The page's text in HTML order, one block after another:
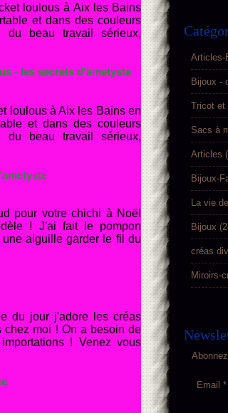
loulous à Aix les Bains
et dans des couleurs
du beau travail sérieux,
- les secrets d'ametyste
loulous à Aix les Bains en
et dans des couleurs
du beau travail sérieux,
pour votre chichi à Noël
! J'ai fait le pompon
aiguille garder le fil du
du jour j'adore les créas
moi ! On a besoin de
! Venez vous
Articles-
Bijoux -
Tricot et
Sacs à
Articles
Bijoux-
La vie
Bijoux
créas
Miroirs-
Email